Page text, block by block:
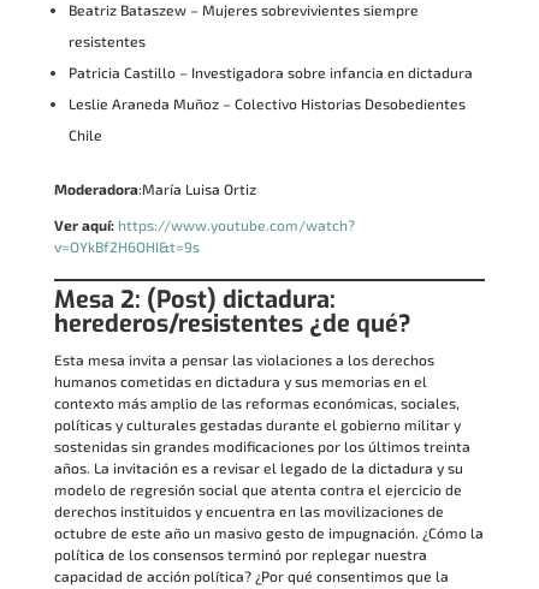
Beatriz Bataszew – Mujeres sobrevivientes siempre
resistentes
Patricia Castillo – Investigadora sobre infancia en dictadura
Leslie Araneda Muñoz – Colectivo Historias Desobedientes
Chile
Moderadora:María Luisa Ortiz
Ver aquí: https://www.youtube.com/watch?
v=OYkBf2H6OHI&t=9s
Mesa 2: (Post) dictadura:
herederos/resistentes ¿de qué?
Esta mesa invita a pensar las violaciones a los derechos
humanos cometidas en dictadura y sus memorias en el
contexto más amplio de las reformas económicas, sociales,
políticas y culturales gestadas durante el gobierno militar y
sostenidas sin grandes modificaciones por los últimos treinta
años. La invitación es a revisar el legado de la dictadura y su
modelo de regresión social que atenta contra el ejercicio de
derechos instituidos y encuentra en las movilizaciones de
octubre de este año un masivo gesto de impugnación. ¿Cómo la
política de los consensos terminó por replegar nuestra
capacidad de acción política? ¿Por qué consentimos que la